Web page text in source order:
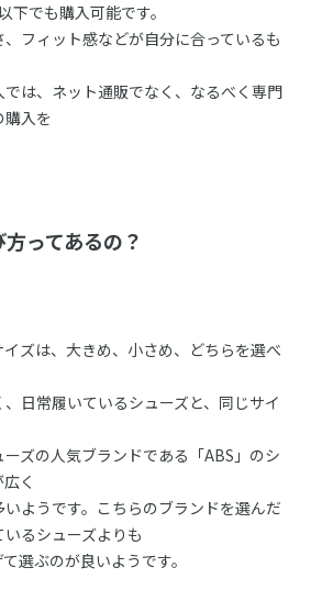
下でも購入可能です。
フィット感などが自分に合っているも
は、ネット通販でなく、なるべく専門
購入を
ってあるの？
ズは、大きめ、小さめ、どちらを選べ
日常履いているシューズと、同じサイ
ズの人気ブランドである「ABS」のシ
く
ようです。こちらのブランドを選んだ
るシューズよりも
選ぶのが良いようです。